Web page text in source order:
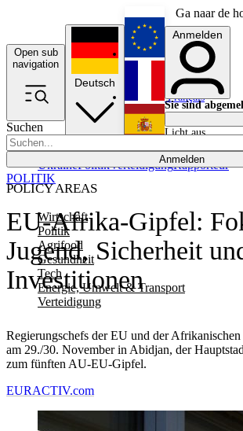
Ga naar de
Open sub
navigation
Suchen
Anmelden
POLICY AREAS
Wirtschaft
Politik
Agrifood
Gesundheit
Tech
Energie, Umwelt & Transport
Verteidigung
UkrainePolitikVerteidigungRapporteur
Deutsch
English
Français
Anmelden
Sie sind
Licht aus
EU-Afrika-Gipfel:
Jugend, Sicherheit
Investitionen
Regierungschefs der EU und der
am 29./30. November in Abidjan, der
zum fünften AU-EU-Gipfel.
POLITIK
EURACTIV.com